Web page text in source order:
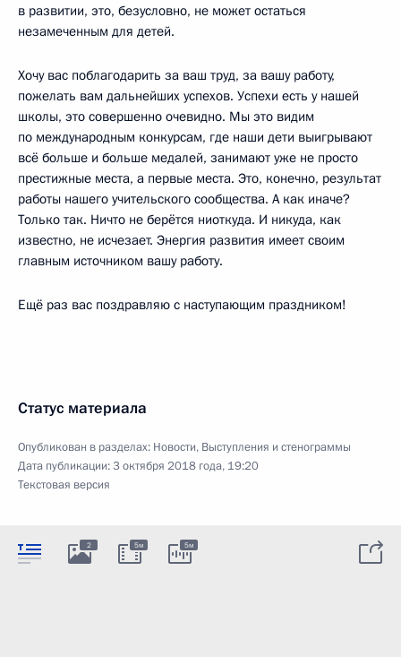
в развитии, это, безусловно, не может остаться
незамеченным для детей.
Хочу вас поблагодарить за ваш труд, за вашу работу,
пожелать вам дальнейших успехов. Успехи есть у нашей
школы, это совершенно очевидно. Мы это видим
по международным конкурсам, где наши дети выигрывают
всё больше и больше медалей, занимают уже не просто
престижные места, а первые места. Это, конечно, результат
работы нашего учительского сообщества. А как иначе?
Только так. Ничто не берётся ниоткуда. И никуда, как
известно, не исчезает. Энергия развития имеет своим
главным источником вашу работу.
Ещё раз вас поздравляю с наступающим праздником!
Статус материала
Опубликован в разделах: Новости, Выступления и стенограммы
Дата публикации:3 октября 2018 года, 19:20
Текстовая версия
2 5м 5м